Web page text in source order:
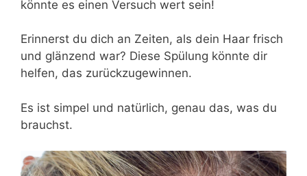
könnte es einen Versuch wert sein!
Erinnerst du dich an Zeiten, als dein Haar frisch
und glänzend war? Diese Spülung könnte dir
helfen, das zurückzugewinnen.
Es ist simpel und natürlich, genau das, was du
brauchst.